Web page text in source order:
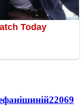
22069